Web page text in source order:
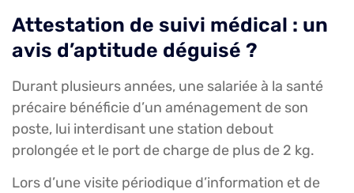
Attestation de suivi médical : un
avis d’aptitude déguisé ?
Durant plusieurs années, une salariée à la santé
précaire bénéficie d’un aménagement de son
poste, lui interdisant une station debout
prolongée et le port de charge de plus de 2 kg.
Lors d’une visite périodique d’information et de